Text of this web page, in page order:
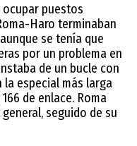
puestos
Haro terminaban
se tenía que
por un problema en
de un bucle con
la especial más larga
de enlace. Roma
seguido de su